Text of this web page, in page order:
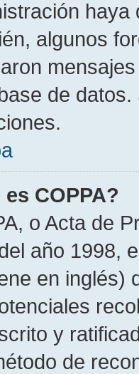
algunos
de
COPPA?
o Acta de
año 1998,
en inglés)
y
de